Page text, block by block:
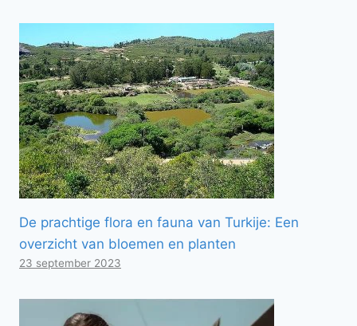
De prachtige flora en fauna van Turkije: Een
overzicht van bloemen en planten
23 september 2023